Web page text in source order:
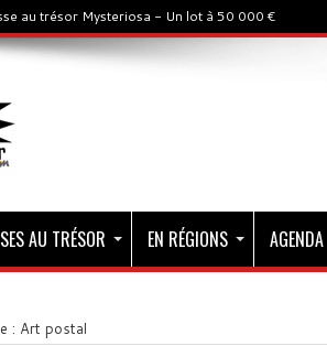
au trésor Mysteriosa - Un lot à 50 000 €
AU TRÉSOR EN RÉGIONS AGENDA
: Art postal